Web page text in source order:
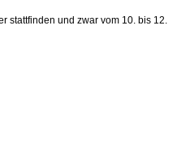
stattfinden und zwar vom 10. bis 12.